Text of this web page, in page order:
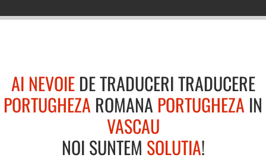
AI NEVOIEDE TRADUCERI TRADUCERE
PORTUGHEZA ROMANA PORTUGHEZA IN
VASCAU
NOI SUNTEM SOLUTIA!